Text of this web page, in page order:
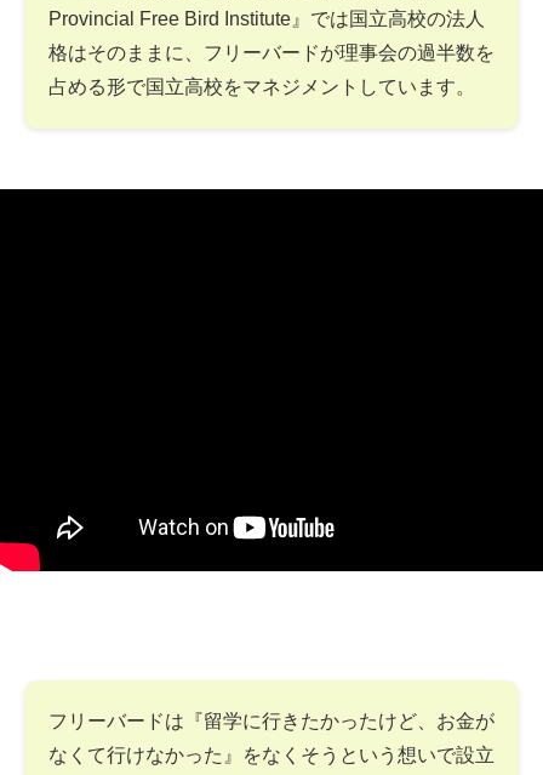
Provincial Free Bird Institute』では国立高校の法人
格はそのままに、フリーバードが理事会の過半数を
占める形で国立高校をマネジメントしています。
フリーバードは『留学に行きたかったけど、お金が
なくて行けなかった』をなくそうという想いで設立